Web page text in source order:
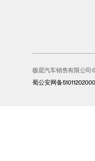
极星汽车销售有限公司
蜀公安网备